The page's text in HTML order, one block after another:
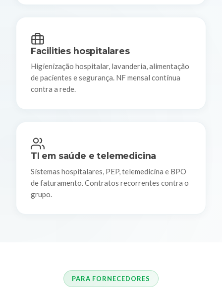
Facilities hospitalares
Higienização hospitalar, lavanderia, alimentação
de pacientes e segurança. NF mensal contínua
contra a rede.
TI em saúde e telemedicina
Sistemas hospitalares, PEP, telemedicina e BPO
de faturamento. Contratos recorrentes contra o
grupo.
PARA FORNECEDORES